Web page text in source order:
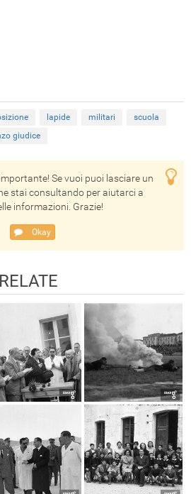
lapide militari
scuola
giudice
Se vuoi puoi lasciare un
stai consultando per aiutarci a
informazioni. Grazie!
Okay